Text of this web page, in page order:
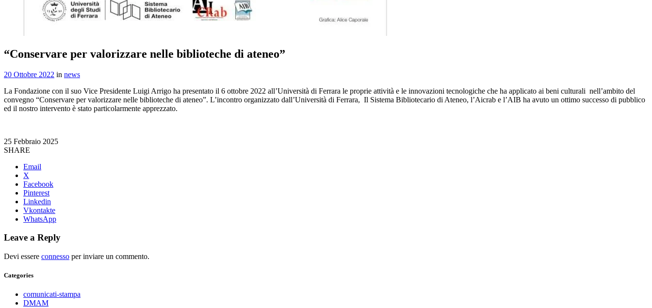
“Conservare per valorizzare nelle biblioteche di ateneo”
20 Ottobre 2022 in news
La Fondazione con il suo Vice Presidente Luigi Arrigo ha presentato il 6 ottobre 2022 all’Università di Ferrara le proprie attività e le innovazioni tecnologiche che ha applicato ai beni culturali nell’ambito del
convegno “Conservare per valorizzare nelle biblioteche di ateneo”. L’incontro organizzato dall’Università di Ferrara, Il Sistema Bibliotecario di Ateneo, l’Aicrab e l’AIB ha avuto un ottimo successo di pubblico
ed il nostro intervento è stato particolarmente apprezzato.
25 Febbraio 2025
SHARE
Email
X
Facebook
Pinterest
Linkedin
Vkontakte
WhatsApp
Leave a Reply
Devi essere connesso per inviare un commento.
Categories
comunicati-stampa
DMAM